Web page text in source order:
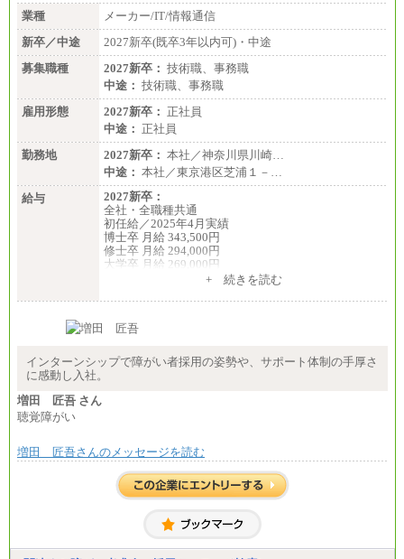
業種
メーカー/IT/情報通信
新卒／中途
2027新卒(既卒3年以内可)・中途
募集職種
2027新卒： 技術職、事務職
中途： 技術職、事務職
雇用形態
2027新卒： 正社員
中途： 正社員
勤務地
2027新卒： 本社／神奈川県川崎…
中途： 本社／東京港区芝浦１－…
給与
2027新卒：
全社・全職種共通
初任給／2025年4月実績
博士卒 月給 343,500円
修士卒 月給 294,000円
大学卒 月給 269,000円
※試用期間の給与に変更はございません
中途：
す。
+ 続きを読む
インターンシップで障がい者採用の姿勢や、サポート体制の手厚さ
に感動し入社。
増田 匠吾 さん
聴覚障がい
増田 匠吾さんのメッセージを読む